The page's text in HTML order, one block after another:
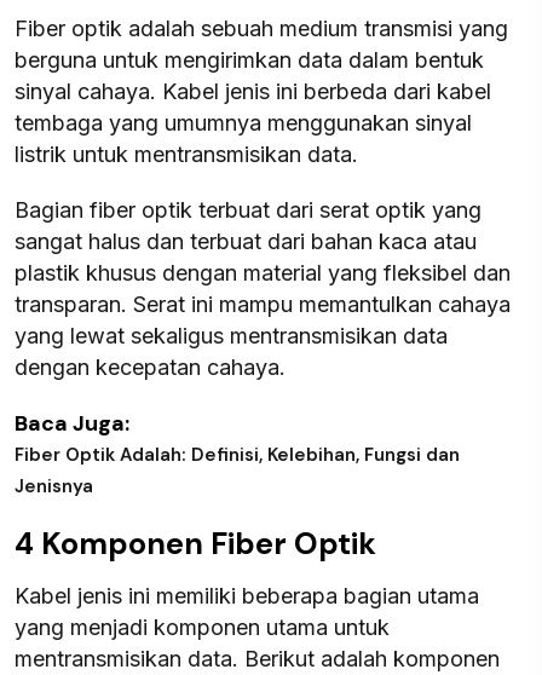
Fiber optik adalah sebuah medium transmisi yang
berguna untuk mengirimkan data dalam bentuk
sinyal cahaya. Kabel jenis ini berbeda dari kabel
tembaga yang umumnya menggunakan sinyal
listrik untuk mentransmisikan data.
Bagian fiber optik terbuat dari serat optik yang
sangat halus dan terbuat dari bahan kaca atau
plastik khusus dengan material yang fleksibel dan
transparan. Serat ini mampu memantulkan cahaya
yang lewat sekaligus mentransmisikan data
dengan kecepatan cahaya.
Baca Juga:
Fiber Optik Adalah: Definisi, Kelebihan, Fungsi dan
Jenisnya
4 Komponen Fiber Optik
Kabel jenis ini memiliki beberapa bagian utama
yang menjadi komponen utama untuk
mentransmisikan data. Berikut adalah komponen